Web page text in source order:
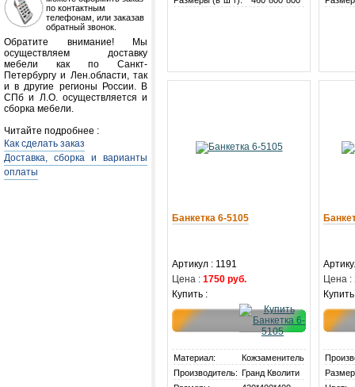
по контактным
телефонам, или заказав
обратный звонок.
Обратите внимание! Мы
осуществляем доставку
мебели как по Санкт-
Петербургу и Лен.области, так
и в другие регионы России. В
СПб и Л.О. осуществляется и
сборка мебели.
Читайте подробнее :
Как сделать заказ
Доставка, сборка и варианты
оплаты
Банкетка 6-5105
Артикул : 1191
Цена : 1750 руб.
Купить :
Материал:
Кожзаменитель
Производитель: Гранд Кволити
Цена :